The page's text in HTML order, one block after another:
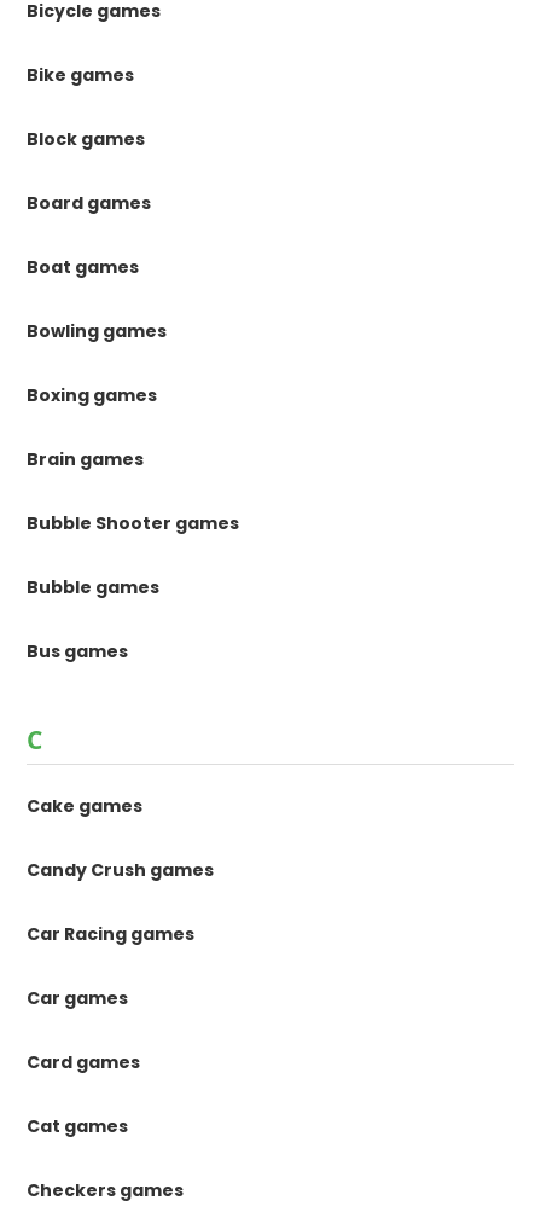
Bicycle games
Bike games
Block games
Board games
Boat games
Bowling games
Boxing games
Brain games
Bubble Shooter games
Bubble games
Bus games
C
Cake games
Candy Crush games
Car Racing games
Car games
Card games
Cat games
Checkers games